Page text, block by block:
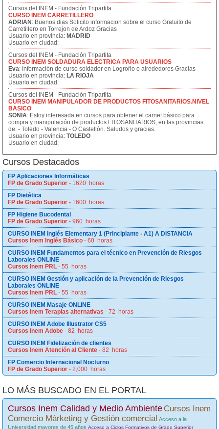
Cursos del INEM - Fundación Tripartita
CURSO INEM CARRETILLERO
ADRIAN : Buenos dias Solicito informacion sobre el curso Gratuito de
Carretillero en Torrejon de Ardoz Gracias
Usuario en provincia: MADRID
Usuario en ciudad:
Cursos del INEM - Fundación Tripartita
CURSO INEM SOLDADURA ELECTRICA PARA USUARIOS
Eva: Información de curso soldador en Logroño o alrededores Gracias
Usuario en provincia: LA RIOJA
Usuario en ciudad:
Cursos del INEM - Fundación Tripartita
CURSO INEM MANIPULADOR DE PRODUCTOS FITOSANITARIOS.NIVEL
BASICO
SONIA: Estoy interesada en cursos para obtener el carnet básico para
compra y manipulación de productos FITOSANITARIOS, en las provincias
de: - Toledo - Valencia - O Castellón. Saludos y gracias.
Usuario en provincia: TOLEDO
Usuario en ciudad:
Cursos Destacados
FP Aplicaciones Informáticas
FP de Grado Superior - 1620 horas
FP Dietética
FP de Grado Superior - 1600 horas
FP Higiene Bucodental
FP de Grado Superior - 960 horas
CURSO INEM Inglés Elementary 1 (Principiante - A1) A DISTANCIA
Cursos Inem Inglés Básico - 60 horas
CURSO INEM Fundamentos para el técnico en Prevención de Riesgos
Laborales ONLINE
Cursos Inem PRL - 55 horas
CURSO INEM Gestión y aplicación de la Prevención de Riesgos
Laborales ONLINE
Cursos Inem PRL - 55 horas
CURSO INEM Masaje ONLINE
Cursos Inem Terapias alternativas - 72 horas
CURSO INEM Adobe Illustrator CS5
Cursos Inem Adobe - 82 horas
CURSO INEM Fidelización de clientes
Cursos Inem Atención al Cliente - 82 horas
FP Comercio Internacional Nocturno
FP de Grado Superior - 2,000 horas
LO MÁS BUSCADO EN EL PORTAL
Cursos Inem Calidad y Medio Ambiente Cursos Inem
Comercio Márketing y Gestión comercial Acceso a la
Universidad mayores de 45 años Acceso a Ciclos Formativos de Grado Superior